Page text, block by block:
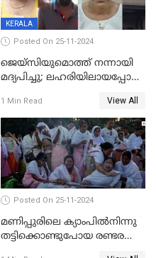
KERALA
Posted On 25-11-2024
ജെയ്‌സിയുമൊത്ത് നന്നായി
മദ്യപിച്ചു; ലഹരിയിലായപ്പോൾ
പലവട്ടം അടിച്ചു;
നിലവിളിച്ചപ്പോൾ മുഖത്ത്
തലയിണ വച്ചമർത്തി;
അരുംകൊലയിൽ യുവാവും
യുവതിയും പിടിയിൽ
1 Min Read View All
Posted On 25-11-2024
മണിപ്പുരിലെ ക്യാംപില്‍നിന്നു
തട്ടിക്കൊണ്ടുപോയ രണ്ടര